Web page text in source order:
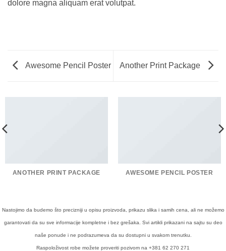
dolore magna aliquam erat volutpat.
Awesome Pencil Poster Another Print Package
ANOTHER PRINT PACKAGE AWESOME PENCIL POSTER
Nastojimo da budemo što precizniji u opisu proizvoda, prikazu slika i samih cena, ali ne možemo
garantovati da su sve informacije kompletne i bez grešaka. Svi artikli prikazani na sajtu su deo
naše ponude i ne podrazumeva da su dostupni u svakom trenutku.
Raspoloživost robe možete proveriti pozivom na +381 62 270 271